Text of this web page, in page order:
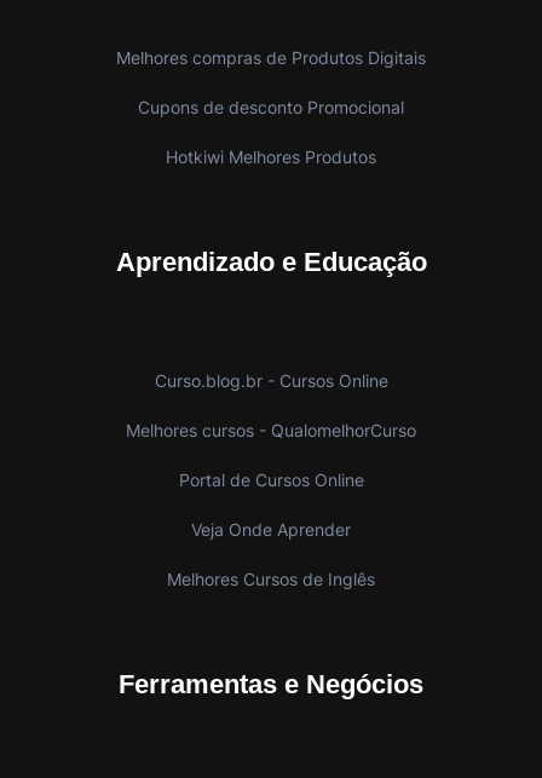
Melhores compras de Produtos Digitais
Cupons de desconto Promocional
Hotkiwi Melhores Produtos
Aprendizado e Educação
Curso.blog.br - Cursos Online
Melhores cursos - QualomelhorCurso
Portal de Cursos Online
Veja Onde Aprender
Melhores Cursos de Inglês
Ferramentas e Negócios